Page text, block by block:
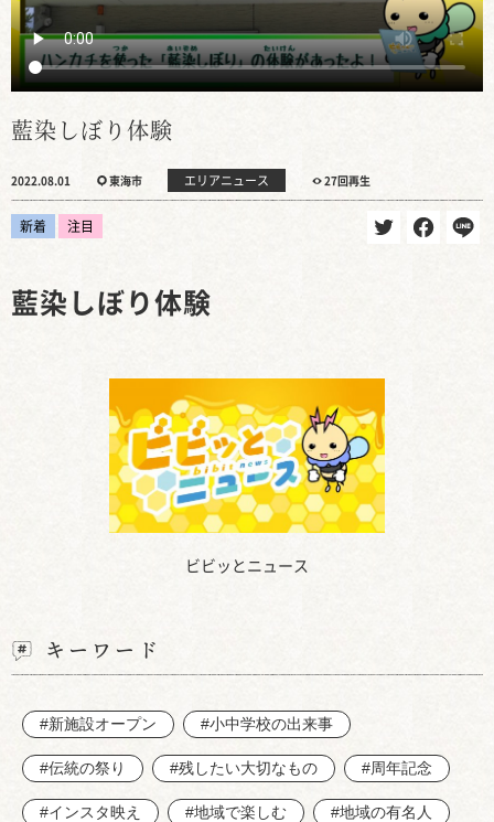
藍染しぼり体験
2022.08.01 東海市 エリアニュース 27回再生
新着 注目
ビビッとニュース
藍染しぼり体験
キーワード
#新施設オープン #小中学校の出来事
#伝統の祭り #残したい大切なもの #周年記念
#インスタ映え #地域で楽しむ #地域の有名人